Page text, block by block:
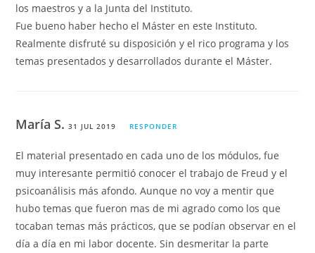
los maestros y a la Junta del Instituto.
Fue bueno haber hecho el Máster en este Instituto.
Realmente disfruté su disposición y el rico programa y los
temas presentados y desarrollados durante el Máster.
María S.31 JUL 2019 RESPONDER
El material presentado en cada uno de los módulos, fue
muy interesante permitió conocer el trabajo de Freud y el
psicoanálisis más afondo. Aunque no voy a mentir que
hubo temas que fueron mas de mi agrado como los que
tocaban temas más prácticos, que se podían observar en el
día a día en mi labor docente. Sin desmeritar la parte